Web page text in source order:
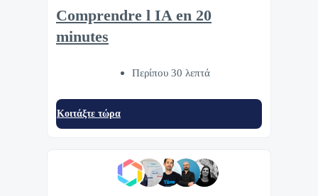
Comprendre l IA en 20
minutes
Περίπου 30 λεπτά
Κοιτάξτε τώρα